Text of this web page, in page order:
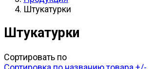
Штукатурки
Штукатурки
Сортировать по